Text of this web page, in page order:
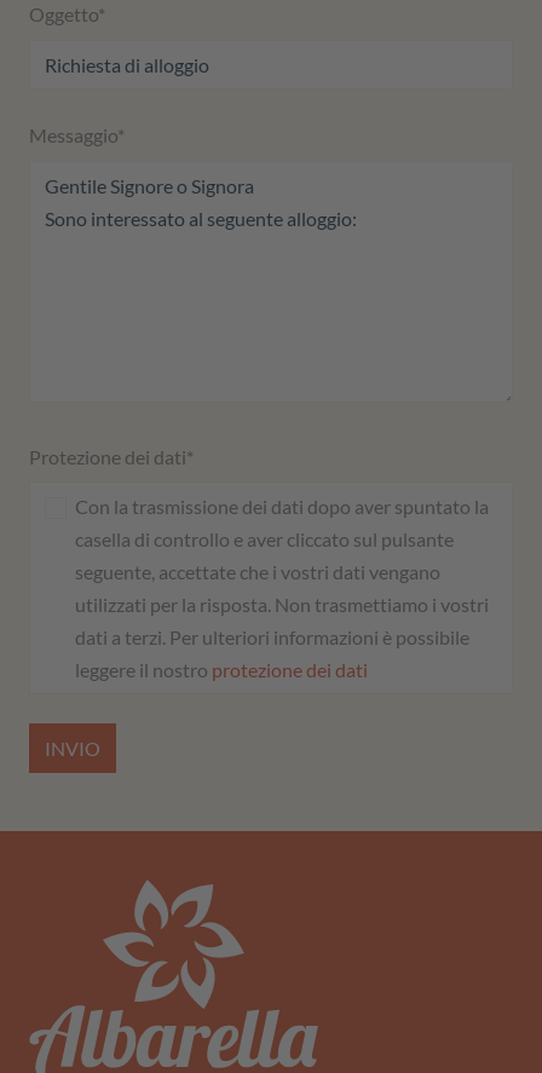
Oggetto*
Messaggio*
Protezione dei dati*
Con la trasmissione dei dati dopo aver spuntato la
casella di controllo e aver cliccato sul pulsante
seguente, accettate che i vostri dati vengano
utilizzati per la risposta. Non trasmettiamo i vostri
dati a terzi. Per ulteriori informazioni è possibile
leggere il nostro protezione dei dati
INVIO